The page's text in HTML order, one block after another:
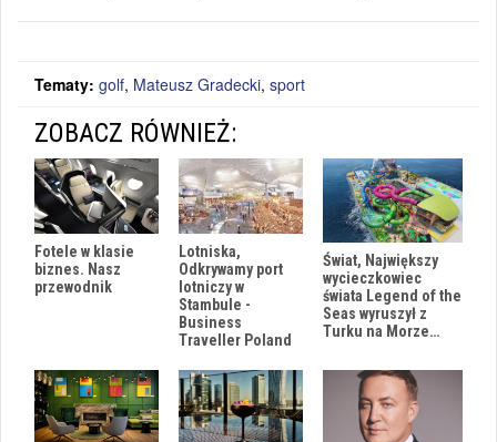
Tematy: golf, Mateusz Gradecki, sport
ZOBACZ RÓWNIEŻ:
Fotele w klasie
biznes. Nasz
przewodnik
Lotniska,
Odkrywamy port
lotniczy w
Stambule -
Business
Traveller Poland
Świat, Największy
wycieczkowiec
świata Legend of the
Seas wyruszył z
Turku na Morze…